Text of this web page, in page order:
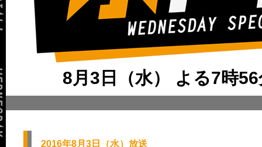
8月3日（水） よる7時
2016年8月3日（水）放送